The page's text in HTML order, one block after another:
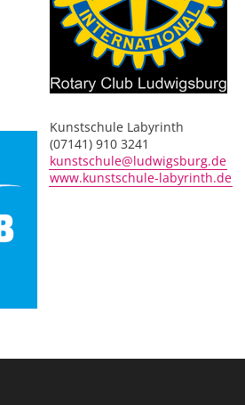
Kunstschule Labyrinth
(07141) 910 3241
kunstschule@ludwigsburg.de
www.kunstschule-labyrinth.de